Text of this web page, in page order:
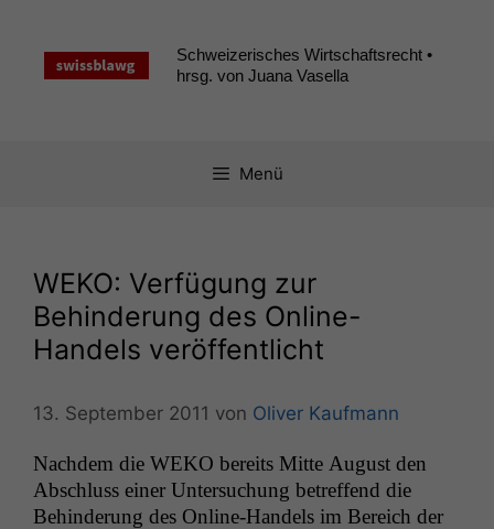
springen
Schweizerisches Wirtschaftsrecht •
hrsg. von Juana Vasella
Menü
WEKO: Verfügung zur
Behinderung des Online-
Handels veröffentlicht
13. September 2011 von Oliver Kaufmann
Nach­dem die WEKO bere­its Mitte August den
Abschluss ein­er Unter­suchung betr­e­f­fend die
Behin­derung des Online-Han­dels im Bere­ich der